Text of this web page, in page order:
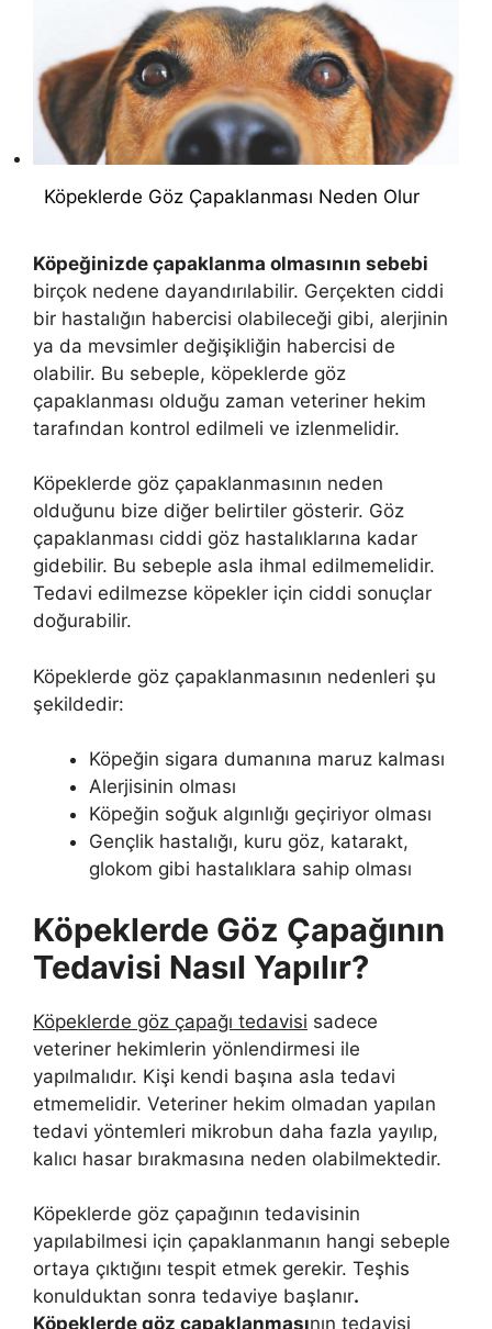
Köpeklerde Göz Çapaklanması Neden Olur
Köpeğinizde çapaklanma olmasının sebebi
birçok nedene dayandırılabilir. Gerçekten ciddi
bir hastalığın habercisi olabileceği gibi, alerjinin
ya da mevsimler değişikliğin habercisi de
olabilir. Bu sebeple, köpeklerde göz
çapaklanması olduğu zaman veteriner hekim
tarafından kontrol edilmeli ve izlenmelidir.
Köpeklerde göz çapaklanmasının neden
olduğunu bize diğer belirtiler gösterir. Göz
çapaklanması ciddi göz hastalıklarına kadar
gidebilir. Bu sebeple asla ihmal edilmemelidir.
Tedavi edilmezse köpekler için ciddi sonuçlar
doğurabilir.
Köpeklerde göz çapaklanmasının nedenleri şu
şekildedir:
Köpeğin sigara dumanına maruz kalması
Alerjisinin olması
Köpeğin soğuk algınlığı geçiriyor olması
Gençlik hastalığı, kuru göz, katarakt,
glokom gibi hastalıklara sahip olması
Köpeklerde Göz Çapağının
Tedavisi Nasıl Yapılır?
Köpeklerde göz çapağı tedavisi sadece
veteriner hekimlerin yönlendirmesi ile
yapılmalıdır. Kişi kendi başına asla tedavi
etmemelidir. Veteriner hekim olmadan yapılan
tedavi yöntemleri mikrobun daha fazla yayılıp,
kalıcı hasar bırakmasına neden olabilmektedir.
Köpeklerde göz çapağının tedavisinin
yapılabilmesi için çapaklanmanın hangi sebeple
ortaya çıktığını tespit etmek gerekir. Teşhis
konulduktan sonra tedaviye başlanır.
Köpeklerde göz çapaklanmasının tedavisi